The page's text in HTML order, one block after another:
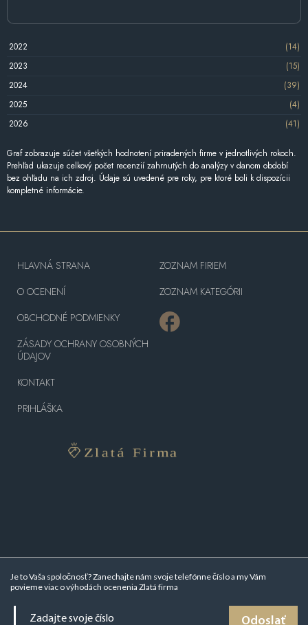
2022
(14)
2023
(15)
2024
(39)
2025
(4)
2026
(41)
Graf zobrazuje súčet všetkých hodnotení priradených firme v jednotlivých rokoch.
Prehľad ukazuje celkový počet recenzií zahrnutých do analýzy v danom období
bez ohľadu na ich zdroj. Údaje sú uvedené pre roky, pre ktoré boli k dispozícii
kompletné informácie.
Je to Vaša spoločnosť? Zanechajte nám svoje telefónne číslo a my Vám
povieme viac ovýhodách ocenenia Zlatá firma
Odoslať
HLAVNÁ STRANA
O OCENENÍ
OBCHODNÉ PODMIENKY
ZÁSADY OCHRANY OSOBNÝCH
ÚDAJOV
KONTAKT
PRIHLÁŠKA
ZOZNAM FIRIEM
ZOZNAM KATEGÓRII